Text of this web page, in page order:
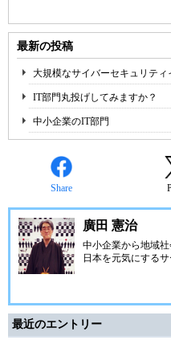
最新の投稿
大規模なサイバーセキュリティ
IT部門丸投げしてみますか？
中小企業のIT部門
Share
廣田 憲治
中小企業から地域
日本を元気にする
最近のエントリー